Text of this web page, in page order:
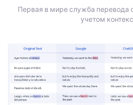
Первая в мире служба перевода
учетом